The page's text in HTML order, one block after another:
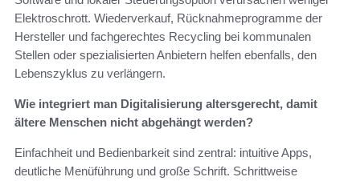
Elektroschrott. Wiederverkauf, Rücknahmeprogramme der
Hersteller und fachgerechtes Recycling bei kommunalen
Stellen oder spezialisierten Anbietern helfen ebenfalls, den
Lebenszyklus zu verlängern.
Wie integriert man Digitalisierung altersgerecht, damit
ältere Menschen nicht abgehängt werden?
Einfachheit und Bedienbarkeit sind zentral: intuitive Apps,
deutliche Menüführung und große Schrift. Schrittweise